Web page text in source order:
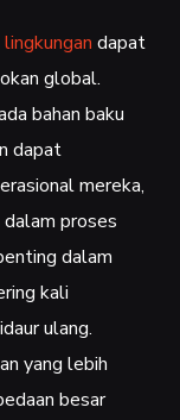
dapat
global.
bahan baku
dapat
mereka,
proses
dalam
kali
ulang.
yang lebih
besar